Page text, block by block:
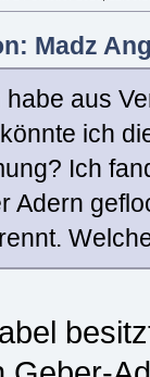
Madz
habe aus
ich
Ich
Adern